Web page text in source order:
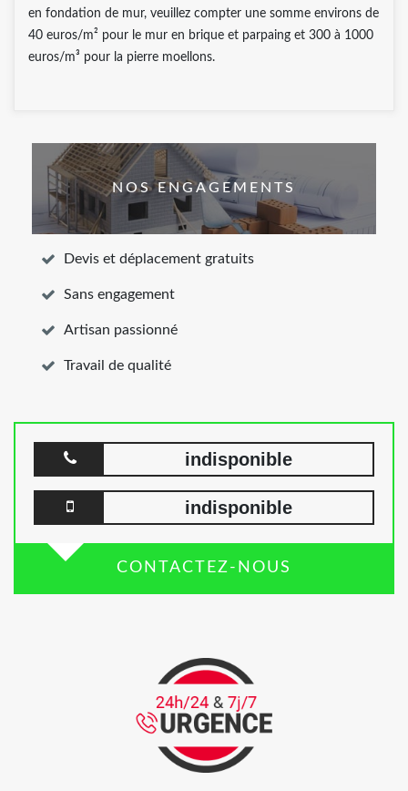
en fondation de mur, veuillez compter une somme environs de
40 euros/m² pour le mur en brique et parpaing et 300 à 1000
euros/m³ pour la pierre moellons.
NOS ENGAGEMENTS
Devis et déplacement gratuits
Sans engagement
Artisan passionné
Travail de qualité
indisponible
indisponible
CONTACTEZ-NOUS